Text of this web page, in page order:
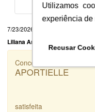
Utilizamos
experiência de
Recusar
7/23/2026
Liliana Araujo
Concorrência
APORTIELLE
satisfeita